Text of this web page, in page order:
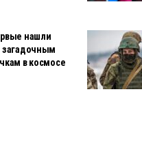
нашли
загадочным
в космосе